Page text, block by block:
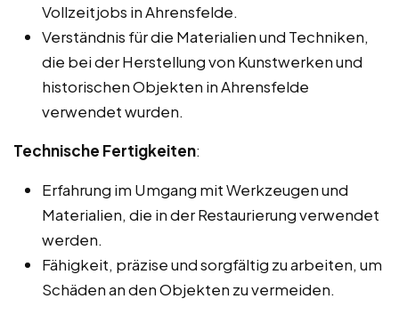
Vollzeitjobs in Ahrensfelde.
Verständnis für die Materialien und Techniken,
die bei der Herstellung von Kunstwerken und
historischen Objekten in Ahrensfelde
verwendet wurden.
Technische Fertigkeiten:
Erfahrung im Umgang mit Werkzeugen und
Materialien, die in der Restaurierung verwendet
werden.
Fähigkeit, präzise und sorgfältig zu arbeiten, um
Schäden an den Objekten zu vermeiden.